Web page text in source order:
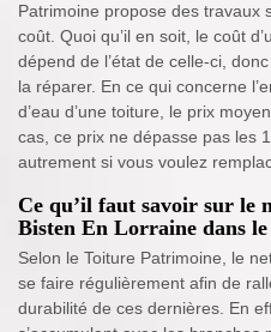
Patrimoine propose des travaux
coût. Quoi qu’il en soit, le coût
dépend de l’état de celle-ci,
la réparer. En ce qui concerne
d’eau d’une toiture, le prix
cas, ce prix ne dépasse pas les
autrement si vous voulez
Ce qu’il faut savoir sur le
Bisten En Lorraine dans le
Selon le Toiture Patrimoine, le
se faire régulièrement afin de
durabilité de ces dernières. En